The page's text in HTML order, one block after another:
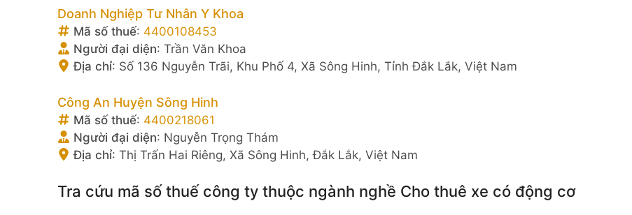
Doanh Nghiệp Tư Nhân Y Khoa
Mã số thuế: 4400108453
Người đại diện: Trần Văn Khoa
Địa chỉ: Số 136 Nguyễn Trãi, Khu Phố 4, Xã Sông Hinh, Tỉnh Đắk Lắk, Việt Nam
Công An Huyện Sông Hinh
Mã số thuế: 4400218061
Người đại diện: Nguyễn Trọng Thám
Địa chỉ: Thị Trấn Hai Riêng, Xã Sông Hinh, Đắk Lắk, Việt Nam
Tra cứu mã số thuế công ty thuộc ngành nghề Cho thuê xe có động cơ